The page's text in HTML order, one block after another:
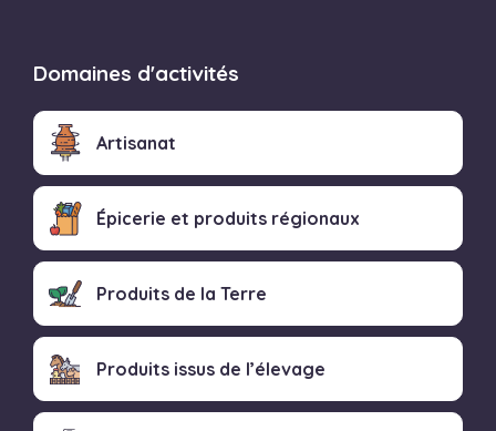
Domaines d'activités
Artisanat
Épicerie et produits régionaux
Produits de la Terre
Produits issus de l’élevage